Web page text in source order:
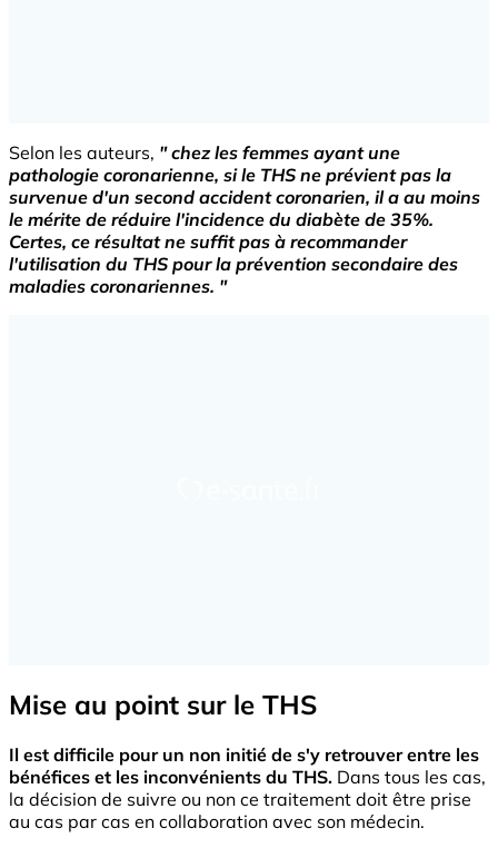
Selon les auteurs, " chez les femmes ayant une
pathologie coronarienne, si le THS ne prévient pas la
survenue d'un second accident coronarien, il a au moins
le mérite de réduire l'incidence du diabète de 35%.
Certes, ce résultat ne suffit pas à recommander
l'utilisation du THS pour la prévention secondaire des
maladies coronariennes. "
Mise au point sur le THS
Il est difficile pour un non initié de s'y retrouver entre les
bénéfices et les inconvénients du THS. Dans tous les cas,
la décision de suivre ou non ce traitement doit être prise
au cas par cas en collaboration avec son médecin.